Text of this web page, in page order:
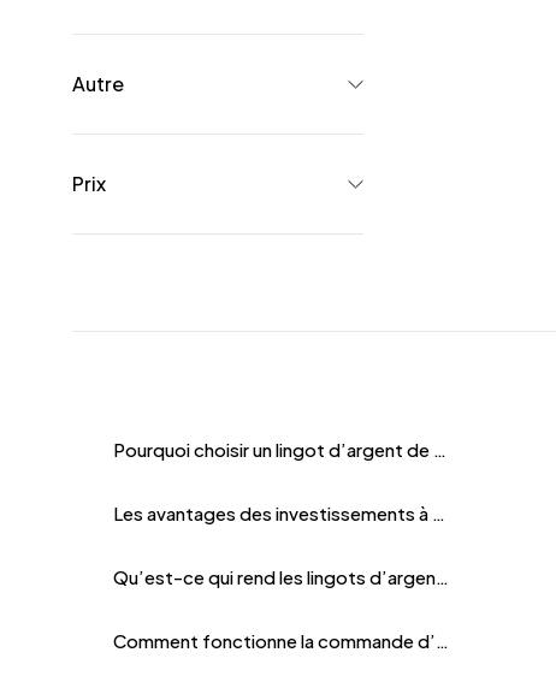
Autre
Prix
Pourquoi choisir un lingot d’argent de 5 kilos ?
Les avantages des investissements à grande échelle dans l’argent
Qu’est-ce qui rend les lingots d’argent de 5 kg attractifs en prix ?
Comment fonctionne la commande d’un lingot d’argent de 5 kilos chez Bitgild ?